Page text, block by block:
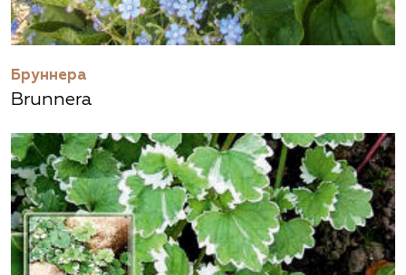
Бруннера
Brunnera